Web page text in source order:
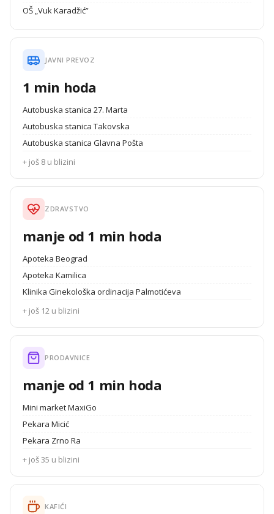
OŠ „Vuk Karadžić”
JAVNI PREVOZ
1 min hoda
Autobuska stanica 27. Marta
Autobuska stanica Takovska
Autobuska stanica Glavna Pošta
+ još 8 u blizini
ZDRAVSTVO
manje od 1 min hoda
Apoteka Beograd
Apoteka Kamilica
Klinika Ginekološka ordinacija Palmotićeva
+ još 12 u blizini
PRODAVNICE
manje od 1 min hoda
Mini market MaxiGo
Pekara Micić
Pekara Zrno Ra
+ još 35 u blizini
KAFIĆI